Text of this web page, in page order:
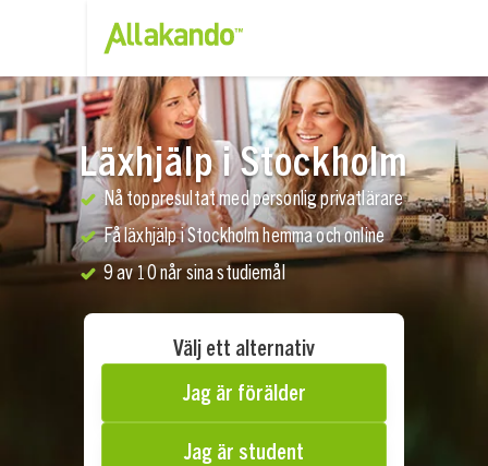
Läxhjälp i Stockholm
Nå toppresultat med personlig privatlärare
Få läxhjälp i Stockholm hemma och online
9 av 10 når sina studiemål
Välj ett alternativ
Jag är förälder
Jag är student